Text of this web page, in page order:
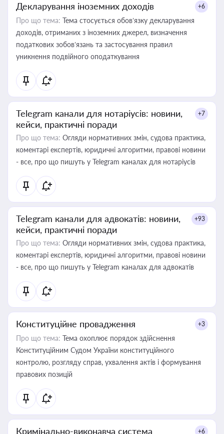
Декларування іноземних доходів +6
Про що тема: Тема стосується обов’язку декларування
доходів, отриманих з іноземних джерел, визначення
податкових зобов’язань та застосування правил
уникнення подвійного оподаткування
Telegram канали для нотаріусів: новини,
кейси, практичні поради
+7
Про що тема: Огляди нормативних змін, судова практика,
коментарі експертів, юридичні алгоритми, правові новини
- все, про що пишуть у Telegram каналах для нотаріусів
Telegram канали для адвокатів: новини,
кейси, практичні поради
+93
Про що тема: Огляди нормативних змін, судова практика,
коментарі експертів, юридичні алгоритми, правові новини
- все, про що пишуть у Telegram каналах для адвокатів
Конституційне провадження +3
Про що тема: Тема охоплює порядок здійснення
Конституційним Судом України конституційного
контролю, розгляду справ, ухвалення актів і формування
правових позицій
Кримінально-виконавча система +6